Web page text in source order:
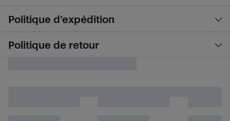
Politique d’expédition
Politique de retour